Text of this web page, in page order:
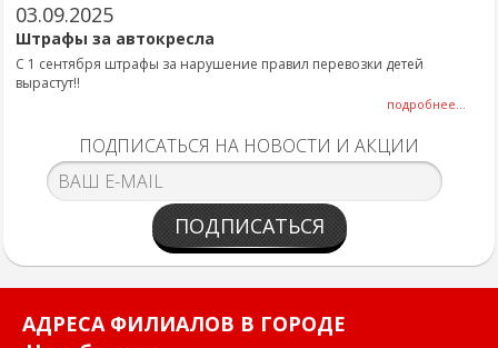
03.09.2025
Штрафы за автокресла
С 1 сентября штрафы за нарушение правил перевозки детей
вырастут!!
подробнее...
ПОДПИСАТЬСЯ НА НОВОСТИ И АКЦИИ
ПОДПИСАТЬСЯ
АДРЕСА ФИЛИАЛОВ В ГОРОДЕ